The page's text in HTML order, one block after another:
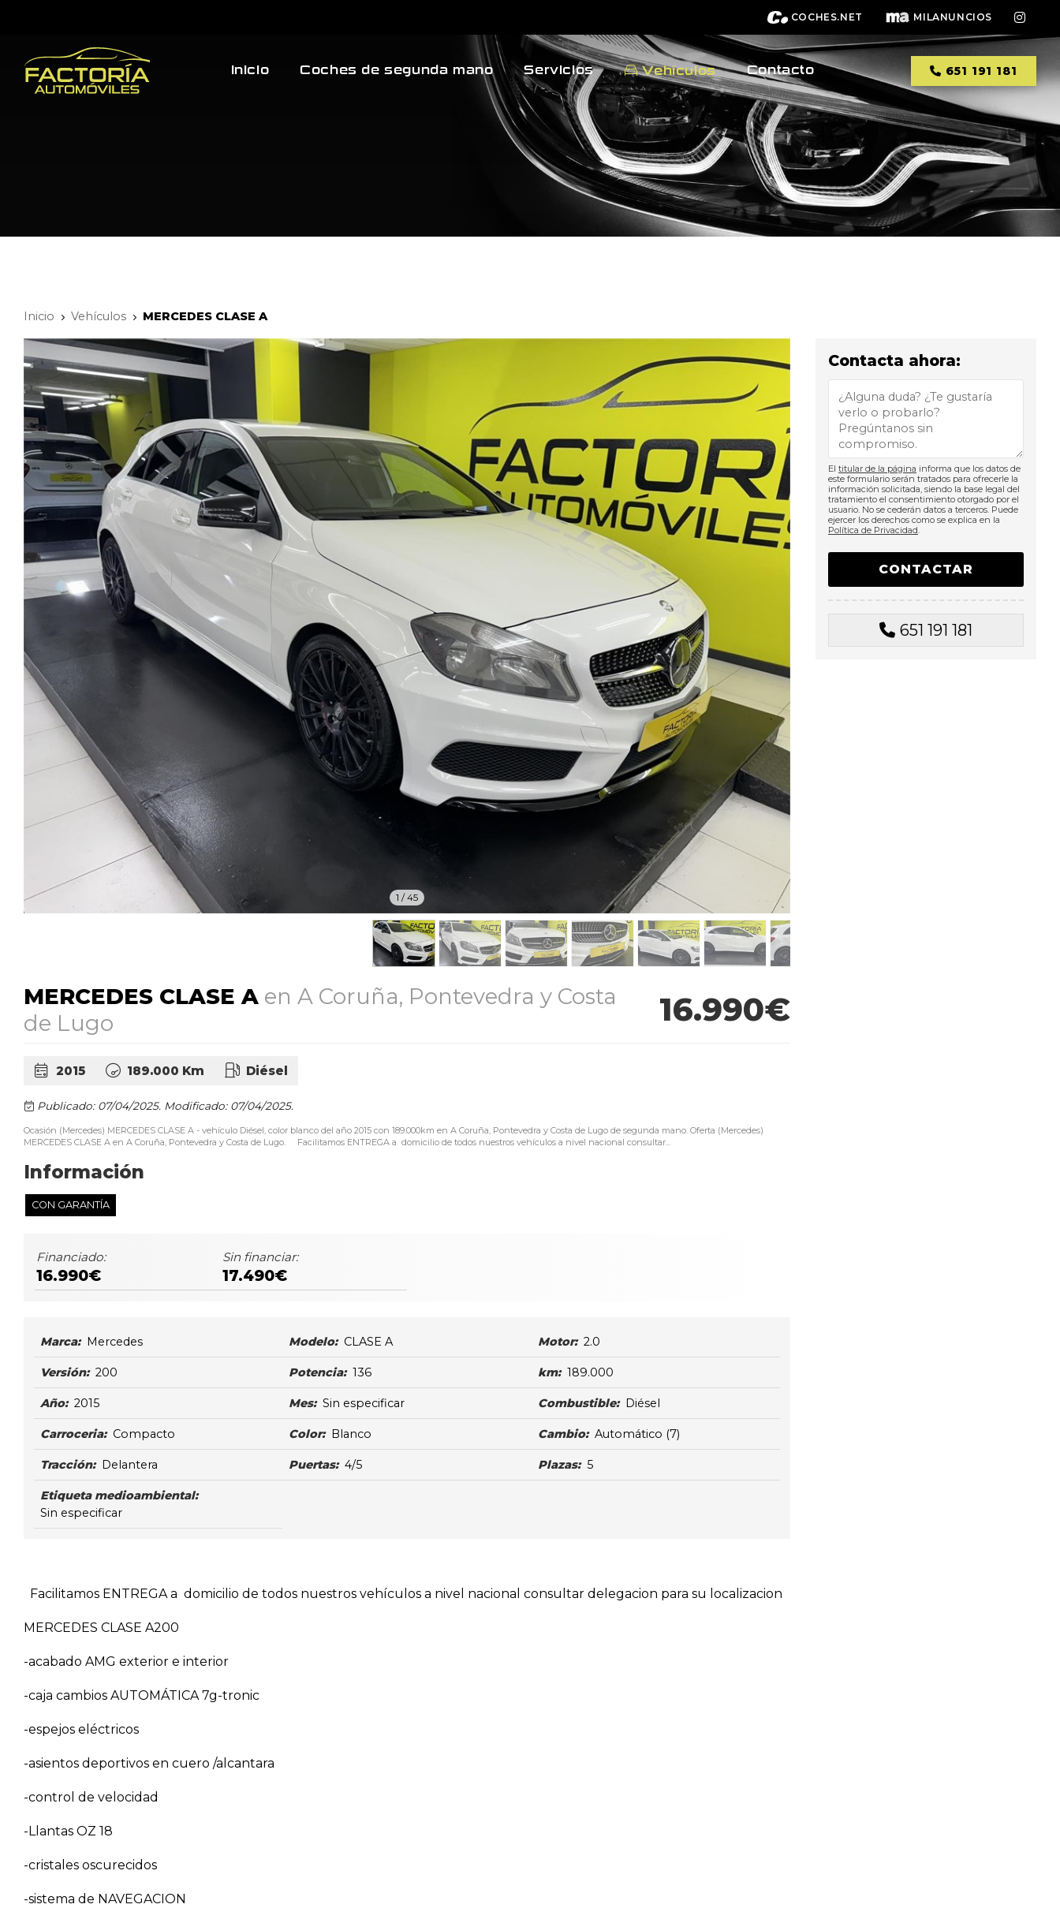
COCHES.NET MILANUNCIOS
Inicio Coches de segunda mano Servicios Vehículos Contacto 651 191 181
Inicio Vehículos MERCEDES CLASE A
Contacta ahora:
El titular de la página informa que los datos de
este formulario serán tratados para ofrecerle la
información solicitada, siendo la base legal del
tratamiento el consentimiento otorgado por el
usuario. No se cederán datos a terceros. Puede
ejercer los derechos como se explica en la
Política de Privacidad.
651 191 181
1 /45
MERCEDES CLASE A en A Coruña, Pontevedra y Costa
de Lugo
16.990€
2015 189.000 Km Diésel
Publicado: 07/04/2025. Modificado: 07/04/2025.
Ocasión (Mercedes) MERCEDES CLASE A - vehículo Diésel, color blanco del año 2015 con 189.000km en A Coruña, Pontevedra y Costa de Lugo de segunda mano. Oferta (Mercedes)
MERCEDES CLASE A en A Coruña, Pontevedra y Costa de Lugo. Facilitamos ENTREGA a domicilio de todos nuestros vehículos a nivel nacional consultar...
Información
CON GARANTÍA
Financiado:
16.990€
Sin financiar:
17.490€
Marca: Mercedes Modelo: CLASE A Motor: 2.0
Versión: 200 Potencia: 136 km: 189.000
Año: 2015 Mes: Sin especificar Combustible: Diésel
Carroceria: Compacto Color: Blanco Cambio: Automático (7)
Tracción: Delantera Puertas: 4/5 Plazas: 5
Etiqueta medioambiental:
Sin especificar
Facilitamos ENTREGA a domicilio de todos nuestros vehículos a nivel nacional consultar delegacion para su localizacion
MERCEDES CLASE A200
-acabado AMG exterior e interior
-caja cambios AUTOMÁTICA 7g-tronic
-espejos eléctricos
-asientos deportivos en cuero /alcantara
-control de velocidad
-Llantas OZ 18
-cristales oscurecidos
-sistema de NAVEGACION